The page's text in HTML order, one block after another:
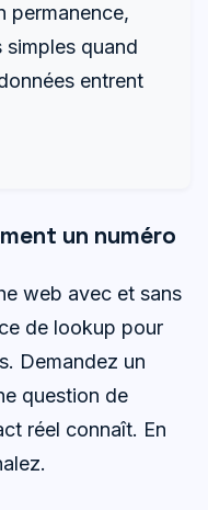
permanence,
simples quand
entrent
un numéro
web avec et sans
de lookup pour
Demandez un
question de
réel connaît. En